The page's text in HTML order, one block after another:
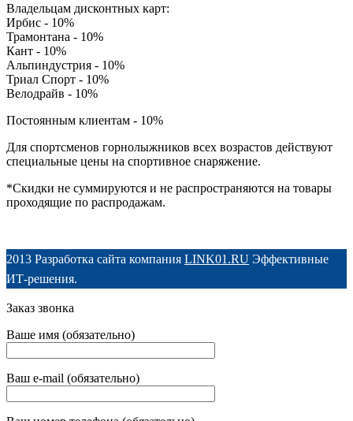
Владельцам дисконтных карт:
Ирбис - 10%
Трамонтана - 10%
Кант - 10%
Альпиндустрия - 10%
Триал Спорт - 10%
Велодрайв - 10%
Постоянным клиентам - 10%
Для спортсменов горнолыжников всех возрастов действуют
специальные цены на спортивное снаряжение.
*Скидки не суммируются и не распространяются на товары
проходящие по распродажам.
2013 Разработка сайта компания LINK01.RU Эффективные
ИТ-решения.
Заказ звонка
Ваше имя (обязательно)
Ваш e-mail (обязательно)